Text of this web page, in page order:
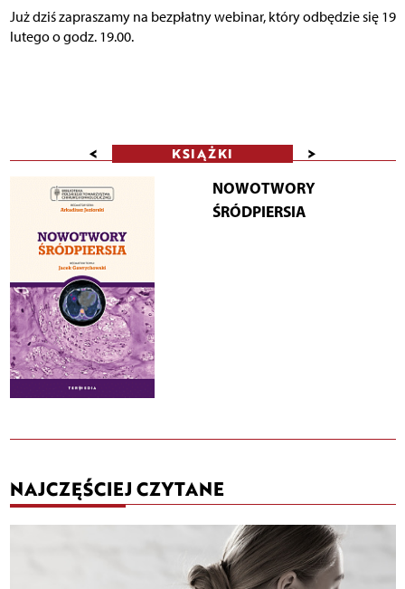
Już dziś zapraszamy na bezpłatny webinar, który odbędzie się 19
lutego o godz. 19.00.
< KSIĄŻKI >
NOWOTWORY
ŚRÓDPIERSIA
NAJCZĘŚCIEJ CZYTANE